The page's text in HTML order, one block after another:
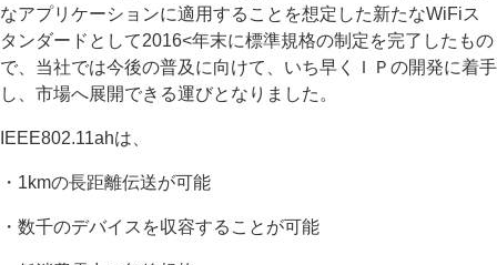
なアプリケーションに適用することを想定した新たなWiFiス
タンダードとして2016<年末に標準規格の制定を完了したもの
で、当社では今後の普及に向けて、いち早くＩＰの開発に着手
し、市場へ展開できる運びとなりました。
IEEE802.11ahは、
・1kmの長距離伝送が可能
・数千のデバイスを収容することが可能